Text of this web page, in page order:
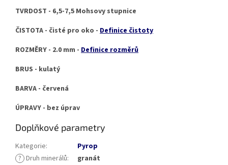
TVRDOST - 6,5-7,5 Mohsovy stupnice
ČISTOTA - čisté pro oko - Definice čistoty
ROZMĚRY - 2.0 mm - Definice rozměrů
BRUS - kulatý
BARVA - červená
ÚPRAVY - bez úprav
Doplňkové parametry
Kategorie:
Pyrop
? Druh minerálů:
granát